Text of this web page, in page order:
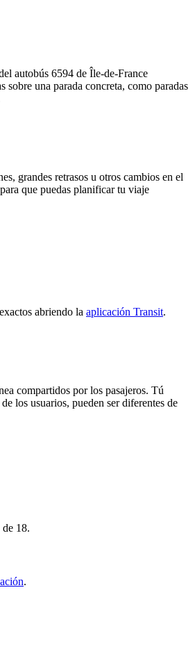
autobús 6594 de Île-de-France
una parada concreta, como paradas
grandes retrasos u otros cambios en el
que puedas planificar tu viaje
abriendo la aplicación Transit.
compartidos por los pasajeros. Tú
los usuarios, pueden ser diferentes de
18.
.